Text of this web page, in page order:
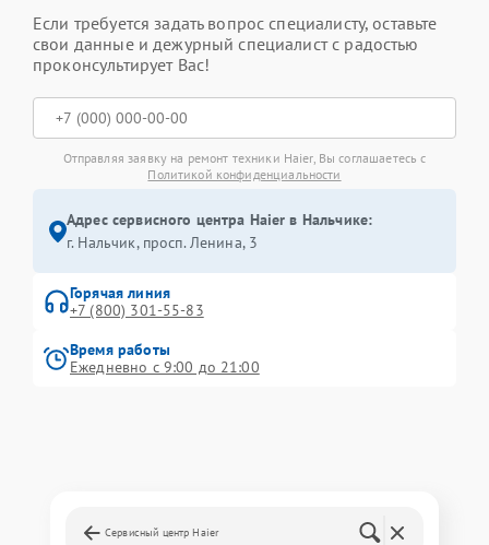
Если требуется задать вопрос специалисту, оставьте
свои данные и дежурный специалист с радостью
проконсультирует Вас!
Отправляя заявку на ремонт техники Haier, Вы соглашаетесь с
Политикой конфиденциальности
Адрес сервисного центра Haier в Нальчике:
г. Нальчик, просп. Ленина, 3
Горячая линия
+7 (800) 301-55-83
Время работы
Ежедневно с 9:00 до 21:00
Сервисный центр Haier